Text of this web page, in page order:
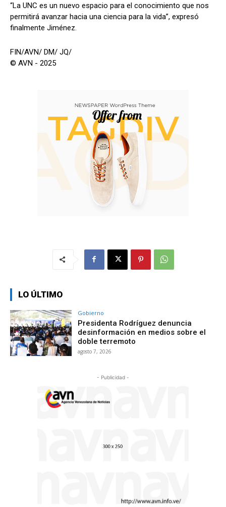
“La UNC es un nuevo espacio para el conocimiento que nos
permitirá avanzar hacia una ciencia para la vida”, expresó
finalmente Jiménez.
FIN/AVN/ DM/ JQ/
© AVN - 2025
LO ÚLTIMO
Gobierno
Presidenta Rodríguez denuncia
desinformación en medios sobre el
doble terremoto
agosto 7, 2026
- Publicidad -